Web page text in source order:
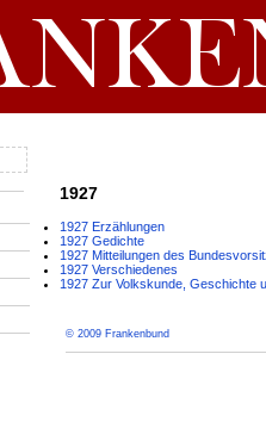
1927
1927 Erzählungen
1927 Gedichte
1927 Mitteilungen des
1927 Verschiedenes
1927 Zur Volkskunde, Geschichte
© 2009 Frankenbund